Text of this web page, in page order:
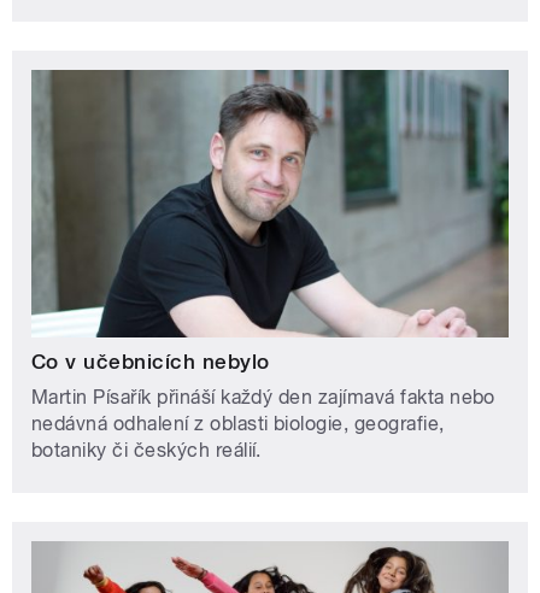
Co v učebnicích nebylo
Martin Písařík přináší každý den zajímavá fakta nebo
nedávná odhalení z oblasti biologie, geografie,
botaniky či českých reálií.